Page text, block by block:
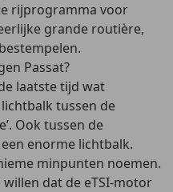
rijprogramma voor
grande routière,
Passat?
laatste tijd wat
tussen de
Ook tussen de
enorme lichtbalk.
minpunten noemen.
willen dat de eTSI-motor